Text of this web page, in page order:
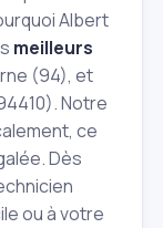
Albert
meilleurs
(94), et
Notre
ce
Dès
ou à votre